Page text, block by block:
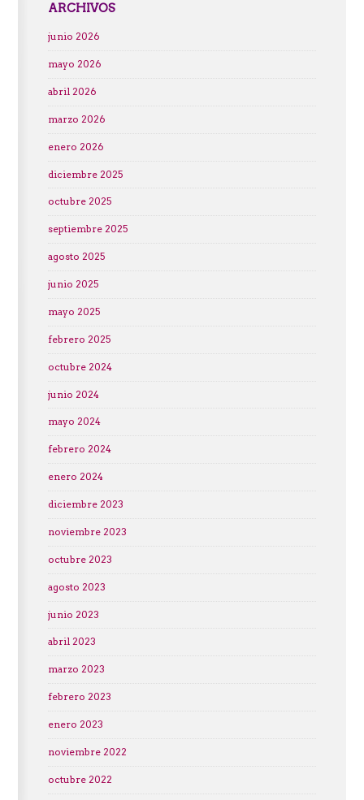
ARCHIVOS
junio 2026
mayo 2026
abril 2026
marzo 2026
enero 2026
diciembre 2025
octubre 2025
septiembre 2025
agosto 2025
junio 2025
mayo 2025
febrero 2025
octubre 2024
junio 2024
mayo 2024
febrero 2024
enero 2024
diciembre 2023
noviembre 2023
octubre 2023
agosto 2023
junio 2023
abril 2023
marzo 2023
febrero 2023
enero 2023
noviembre 2022
octubre 2022